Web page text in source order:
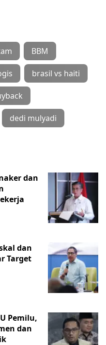
BBM
brasil vs haiti
dedi mulyadi
dan
dan
Target
Pemilu,
dan